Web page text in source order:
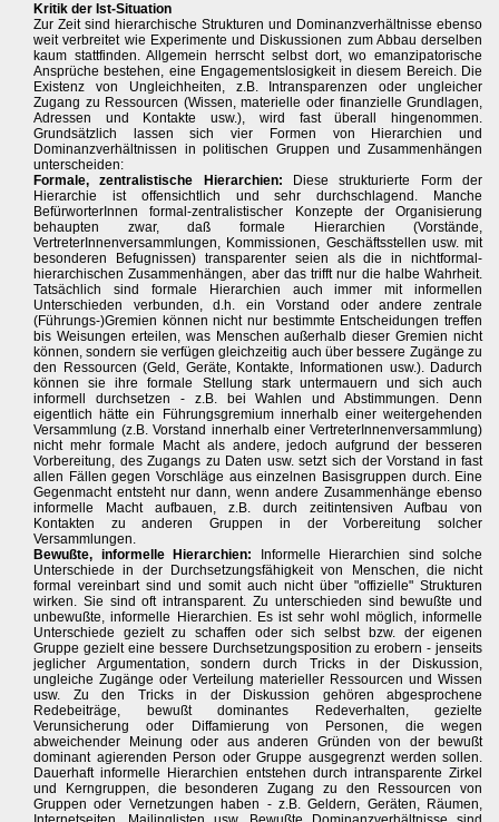
Kritik der Ist-Situation
Zur Zeit sind hierarchische Strukturen und Dominanzverhältnisse ebenso
weit verbreitet wie Experimente und Diskussionen zum Abbau derselben
kaum stattfinden. Allgemein herrscht selbst dort, wo emanzipatorische
Ansprüche bestehen, eine Engagementslosigkeit in diesem Bereich. Die
Existenz von Ungleichheiten, z.B. Intransparenzen oder ungleicher
Zugang zu Ressourcen (Wissen, materielle oder finanzielle Grundlagen,
Adressen und Kontakte usw.), wird fast überall hingenommen.
Grundsätzlich lassen sich vier Formen von Hierarchien und
Dominanzverhältnissen in politischen Gruppen und Zusammenhängen
unterscheiden:
Formale, zentralistische Hierarchien: Diese strukturierte Form der
Hierarchie ist offensichtlich und sehr durchschlagend. Manche
BefürworterInnen formal-zentralistischer Konzepte der Organisierung
behaupten zwar, daß formale Hierarchien (Vorstände,
VertreterInnenversammlungen, Kommissionen, Geschäftsstellen usw. mit
besonderen Befugnissen) transparenter seien als die in nichtformal-
hierarchischen Zusammenhängen, aber das trifft nur die halbe Wahrheit.
Tatsächlich sind formale Hierarchien auch immer mit informellen
Unterschieden verbunden, d.h. ein Vorstand oder andere zentrale
(Führungs-)Gremien können nicht nur bestimmte Entscheidungen treffen
bis Weisungen erteilen, was Menschen außerhalb dieser Gremien nicht
können, sondern sie verfügen gleichzeitig auch über bessere Zugänge zu
den Ressourcen (Geld, Geräte, Kontakte, Informationen usw.). Dadurch
können sie ihre formale Stellung stark untermauern und sich auch
informell durchsetzen - z.B. bei Wahlen und Abstimmungen. Denn
eigentlich hätte ein Führungsgremium innerhalb einer weitergehenden
Versammlung (z.B. Vorstand innerhalb einer VertreterInnenversammlung)
nicht mehr formale Macht als andere, jedoch aufgrund der besseren
Vorbereitung, des Zugangs zu Daten usw. setzt sich der Vorstand in fast
allen Fällen gegen Vorschläge aus einzelnen Basisgruppen durch. Eine
Gegenmacht entsteht nur dann, wenn andere Zusammenhänge ebenso
informelle Macht aufbauen, z.B. durch zeitintensiven Aufbau von
Kontakten zu anderen Gruppen in der Vorbereitung solcher
Versammlungen.
Bewußte, informelle Hierarchien: Informelle Hierarchien sind solche
Unterschiede in der Durchsetzungsfähigkeit von Menschen, die nicht
formal vereinbart sind und somit auch nicht über "offizielle" Strukturen
wirken. Sie sind oft intransparent. Zu unterschieden sind bewußte und
unbewußte, informelle Hierarchien. Es ist sehr wohl möglich, informelle
Unterschiede gezielt zu schaffen oder sich selbst bzw. der eigenen
Gruppe gezielt eine bessere Durchsetzungsposition zu erobern - jenseits
jeglicher Argumentation, sondern durch Tricks in der Diskussion,
ungleiche Zugänge oder Verteilung materieller Ressourcen und Wissen
usw. Zu den Tricks in der Diskussion gehören abgesprochene
Redebeiträge, bewußt dominantes Redeverhalten, gezielte
Verunsicherung oder Diffamierung von Personen, die wegen
abweichender Meinung oder aus anderen Gründen von der bewußt
dominant agierenden Person oder Gruppe ausgegrenzt werden sollen.
Dauerhaft informelle Hierarchien entstehen durch intransparente Zirkel
und Kerngruppen, die besonderen Zugang zu den Ressourcen von
Gruppen oder Vernetzungen haben - z.B. Geldern, Geräten, Räumen,